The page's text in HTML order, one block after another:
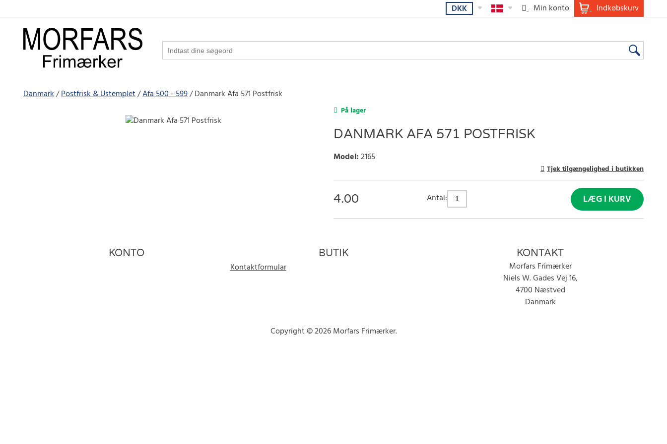
Indkøbskurv
Min konto
DKK
Danmark Postfrisk & Ustemplet Afa 500 - 599 Danmark Afa 571 Postfrisk
På lager
DANMARK AFA 571 POSTFRISK
Model:2165
Tjek tilgængelighed i butikken
4.00 Antal: LÆG I KURV
KONTO BUTIK
Kontaktformular
KONTAKT
Morfars Frimærker
Niels W. Gades Vej 16,
4700 Næstved
Danmark
Copyright © 2026 Morfars Frimærker.